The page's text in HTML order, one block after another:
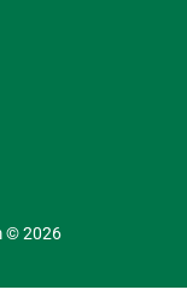
© 2026